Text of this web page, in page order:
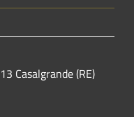
Casalgrande (RE)